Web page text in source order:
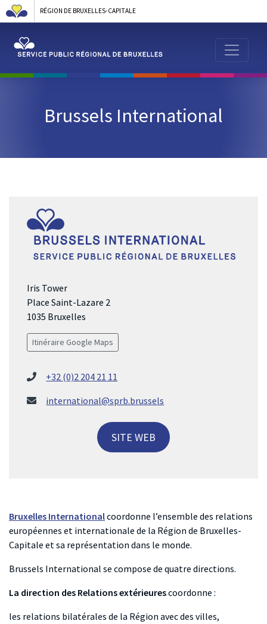
RÉGION DE BRUXELLES-CAPITALE
Brussels International
Iris Tower
Place Saint-Lazare 2
1035 Bruxelles
Itinéraire Google Maps
+32 (0)2 204 21 11
international@sprb.brussels
SITE WEB
Bruxelles Internationalcoordonne l’ensemble des relations
européennes et internationale de la Région de Bruxelles-
Capitale et sa représentation dans le monde.
Brussels International se compose de quatre directions.
La direction des Relations extérieurescoordonne :
les relations bilatérales de la Région avec des villes,